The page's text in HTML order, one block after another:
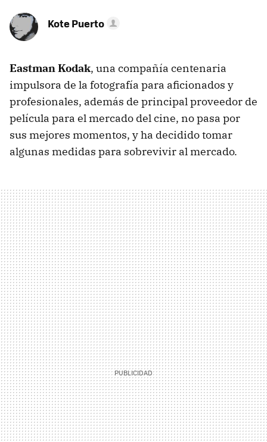
Kote Puerto
Eastman Kodak, una compañía centenaria
impulsora de la fotografía para aficionados y
profesionales, además de principal proveedor de
película para el mercado del cine, no pasa por
sus mejores momentos, y ha decidido tomar
algunas medidas para sobrevivir al mercado.